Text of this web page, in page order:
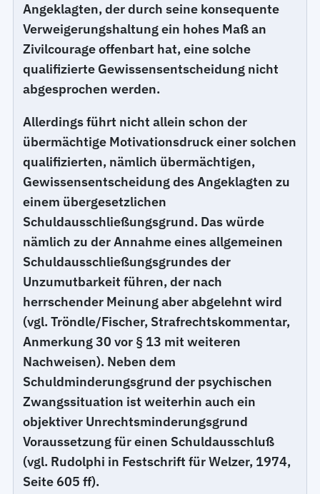
Angeklagten, der durch seine konsequente
Verweigerungshaltung ein hohes Maß an
Zivilcourage offenbart hat, eine solche
qualifizierte Gewissensentscheidung nicht
abgesprochen werden.
Allerdings führt nicht allein schon der
übermächtige Motivationsdruck einer solchen
qualifizierten, nämlich übermächtigen,
Gewissensentscheidung des Angeklagten zu
einem übergesetzlichen
Schuldausschließungsgrund. Das würde
nämlich zu der Annahme eines allgemeinen
Schuldausschließungsgrundes der
Unzumutbarkeit führen, der nach
herrschender Meinung aber abgelehnt wird
(vgl. Tröndle/Fischer, Strafrechtskommentar,
Anmerkung 30 vor § 13 mit weiteren
Nachweisen). Neben dem
Schuldminderungsgrund der psychischen
Zwangssituation ist weiterhin auch ein
objektiver Unrechtsminderungsgrund
Voraussetzung für einen Schuldausschluß
(vgl. Rudolphi in Festschrift für Welzer, 1974,
Seite 605 ff).